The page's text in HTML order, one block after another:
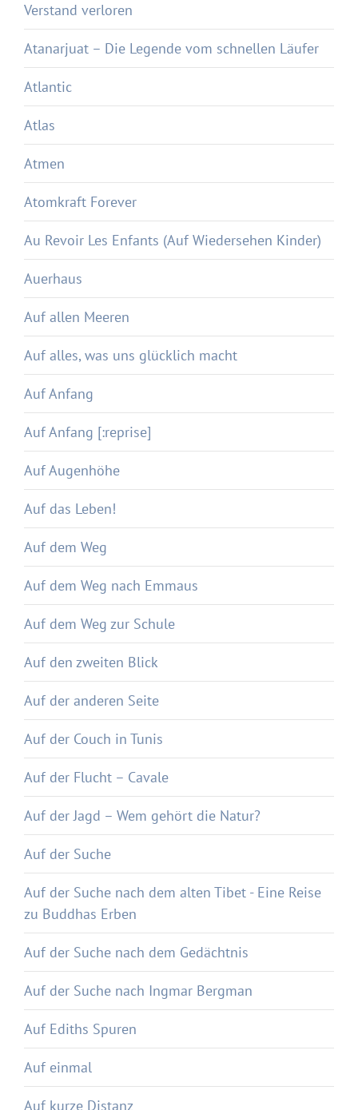
Verstand verloren
Atanarjuat – Die Legende vom schnellen Läufer
Atlantic
Atlas
Atmen
Atomkraft Forever
Au Revoir Les Enfants (Auf Wiedersehen Kinder)
Auerhaus
Auf allen Meeren
Auf alles, was uns glücklich macht
Auf Anfang
Auf Anfang [:reprise]
Auf Augenhöhe
Auf das Leben!
Auf dem Weg
Auf dem Weg nach Emmaus
Auf dem Weg zur Schule
Auf den zweiten Blick
Auf der anderen Seite
Auf der Couch in Tunis
Auf der Flucht – Cavale
Auf der Jagd – Wem gehört die Natur?
Auf der Suche
Auf der Suche nach dem alten Tibet - Eine Reise
zu Buddhas Erben
Auf der Suche nach dem Gedächtnis
Auf der Suche nach Ingmar Bergman
Auf Ediths Spuren
Auf einmal
Auf kurze Distanz